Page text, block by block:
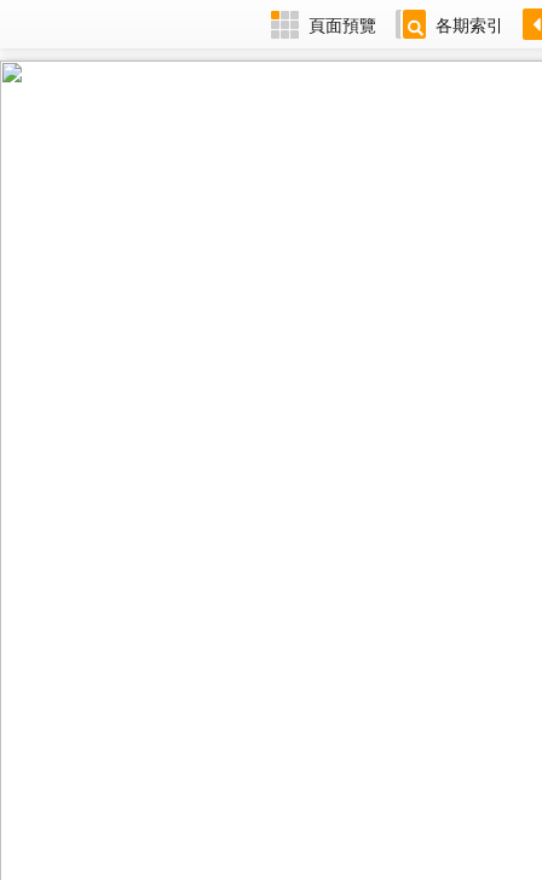
頁面預覽 各期索引